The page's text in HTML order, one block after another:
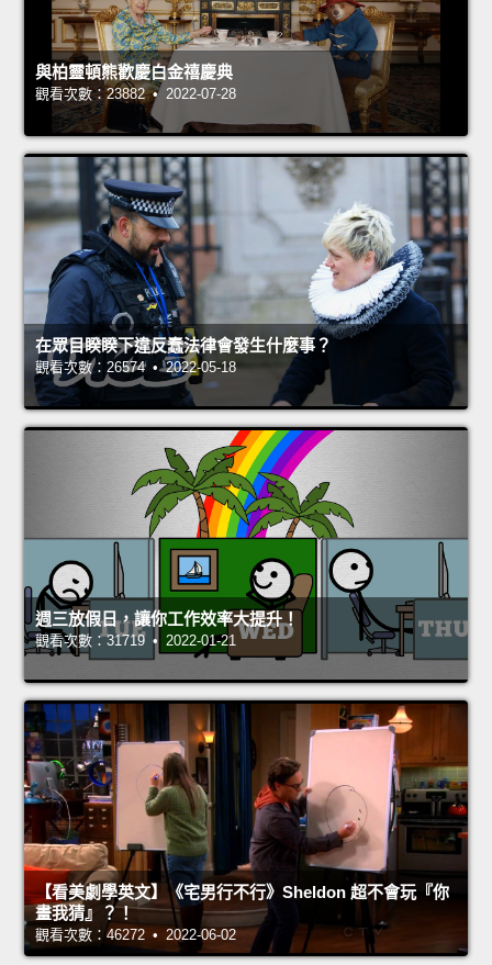
與柏靈頓熊歡慶白金禧慶典
觀看次數：23882 • 2022-07-28
在眾目睽睽下違反蠢法律會發生什麼事？
觀看次數：26574 • 2022-05-18
週三放假日，讓你工作效率大提升！
觀看次數：31719 • 2022-01-21
【看美劇學英文】《宅男行不行》Sheldon 超不會玩『你
畫我猜』？！
觀看次數：46272 • 2022-06-02